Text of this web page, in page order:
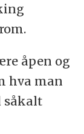
åpen og
hva man
såkalt